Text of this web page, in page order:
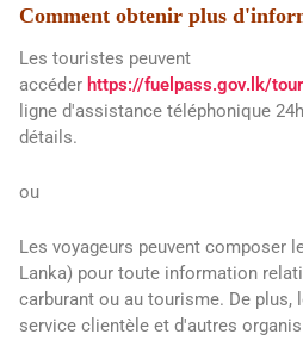
Comment obtenir plus
Les touristes peuvent
accéder https://fuelpass.gov.lk/
ligne d'assistance téléphonique
détails.
ou
Les voyageurs peuvent composer
Lanka) pour toute information
carburant ou au tourisme. De plus,
service clientèle et d'autres